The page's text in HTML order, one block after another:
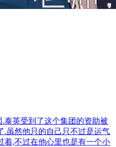
泰英受到了这个集团的资助被
.虽然他只的自己只不过是运气
着,不过在他心里也是有一个小